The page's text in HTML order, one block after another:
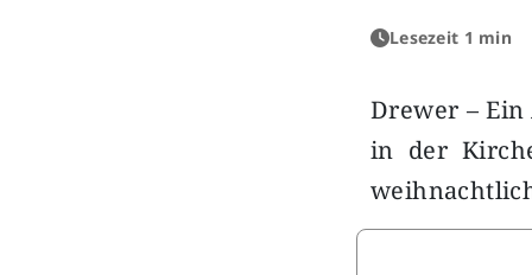
Lesezeit 1 min
Drewer – Ein
in der